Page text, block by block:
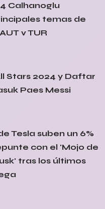
Calhanoglu
temas de
v TUR
Stars 2024 y Daftar
Paes Messi
Tesla suben un 6%
con el 'Mojo de
tras los últimos